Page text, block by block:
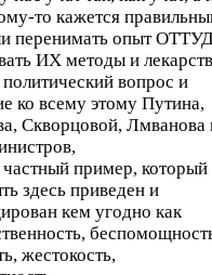
то кажется
перенимать опыт
ИХ методы и
вопрос и
ко всему этому Путина,
Скворцовой, Лмванова
пример, который
здесь приведен и
кем угодно как
жестокость,